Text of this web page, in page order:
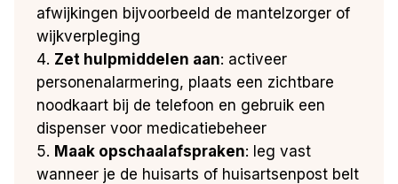
afwijkingen bijvoorbeeld de mantelzorger of
wijkverpleging
Zet hulpmiddelen aan: activeer
personenalarmering, plaats een zichtbare
noodkaart bij de telefoon en gebruik een
dispenser voor medicatiebeheer
Maak opschaalafspraken: leg vast
wanneer je de huisarts of huisartsenpost belt